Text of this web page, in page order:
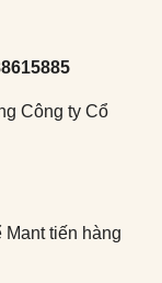
Công ty Cổ
tiến hàng